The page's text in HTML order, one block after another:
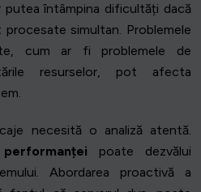
întâmpina dificultăți dacă
simultan. Problemele
cum ar fi problemele de
resurselor, pot afecta
necesită o analiză atentă.
poate dezvălui
Abordarea proactivă a